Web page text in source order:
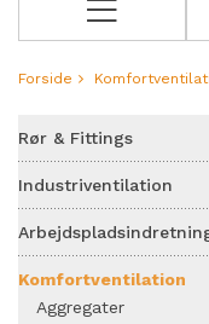
Forside
Rør & Fittings
Industriventilation
Komfortventilation
Aggregater